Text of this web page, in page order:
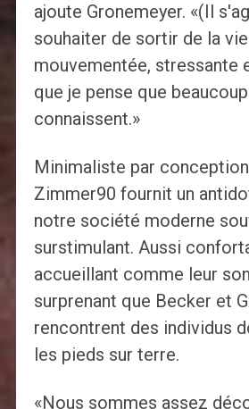
ajoute Gronemeyer. «(Il
souhaiter de sortir de la vie
mouvementée, stressante
que je pense que
connaissent.»
Minimaliste par
Zimmer90 fournit un
notre société moderne
surstimulant. Aussi
accueillant comme leur
surprenant que Becker et
rencontrent des individus
les pieds sur terre.
«Nous sommes assez